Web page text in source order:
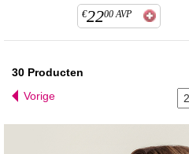
€2200 AVP
30 Producten
Vorige